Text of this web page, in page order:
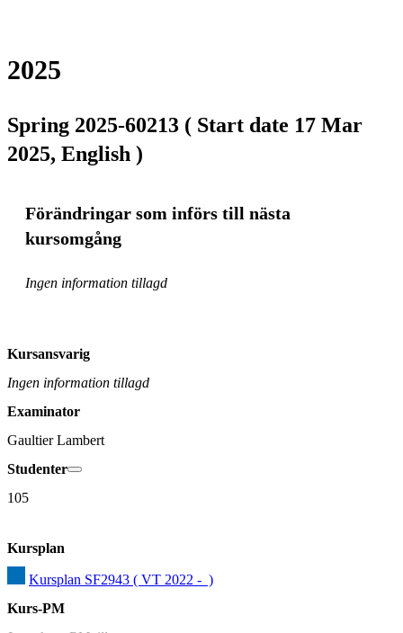
2025
Spring 2025-60213 ( Start date 17 Mar
2025, English )
Förändringar som införs till nästa
kursomgång
Ingen information tillagd
Kursansvarig
Ingen information tillagd
Examinator
Gaultier Lambert
Studenter
105
Kursplan
Kursplan SF2943 ( VT 2022 -  )
Kurs-PM